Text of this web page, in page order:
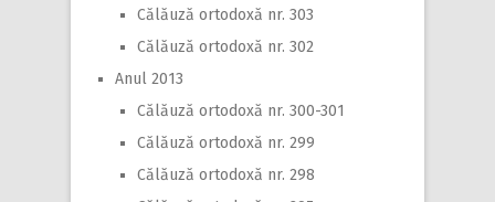
Călăuză ortodoxă nr. 303
Călăuză ortodoxă nr. 302
Anul 2013
Călăuză ortodoxă nr. 300-301
Călăuză ortodoxă nr. 299
Călăuză ortodoxă nr. 298